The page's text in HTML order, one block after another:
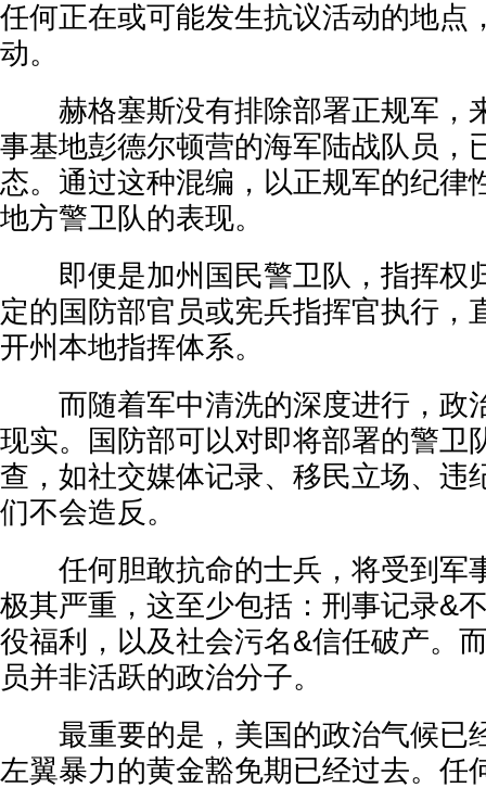
任何正在或可能发生抗议活动的地点
动。
赫格塞斯没有排除部署正规军，
事基地彭德尔顿营的海军陆战队员，
态。通过这种混编，以正规军的纪律
地方警卫队的表现。
即便是加州国民警卫队，指挥权
定的国防部官员或宪兵指挥官执行，
开州本地指挥体系。
而随着军中清洗的深度进行，政
现实。国防部可以对即将部署的警卫
查，如社交媒体记录、移民立场、违
们不会造反。
任何胆敢抗命的士兵，将受到军
极其严重，这至少包括：刑事记录&
役福利，以及社会污名&信任破产。
员并非活跃的政治分子。
最重要的是，美国的政治气候已
左翼暴力的黄金豁免期已经过去。任